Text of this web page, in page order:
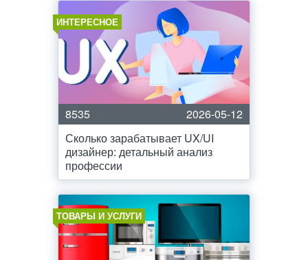
ИНТЕРЕСНОЕ
8535
2026-05-12
Сколько зарабатывает UX/UI
дизайнер: детальный анализ
профессии
ТОВАРЫ И УСЛУГИ